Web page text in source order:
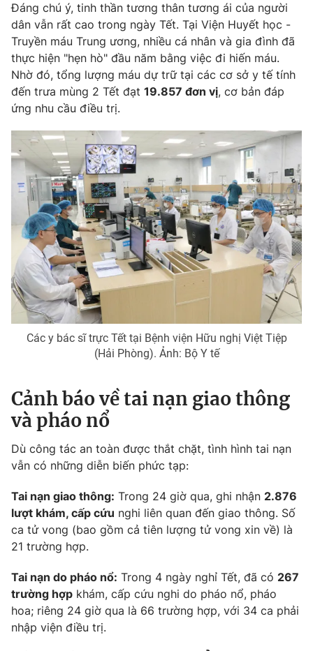
Liên hệ tòa soạn English
THỜI BÁO VTV
Theo dõi báo trên
Cơ quan chủ quản:Đài Truyền hình Việt Nam
Cơ quan báo chí:Thời báo VTV
Giấy phép hoạt động báo in và báo điện tử số 483/GP-BTTTT
cấp ngày 29/12/2023
Tổng Biên tập:Vũ Thanh Thủy
Phó Tổng Biên tập:Nguyễn Thị Mỹ Hạnh, Phạm Quốc Thắng,
Nguyễn Trọng Ninh
Tổng đài VTV:024.38 355 931 - 024.38 355 932
Ðiện thoại Thời báo VTV:024.66 897 897
® Cấm sao chép dưới mọi hình thức nếu không có sự chấp
thuận bằng văn bản. Ghi rõ nguồn VTV.vn khi phát hành lại
thông tin từ website này.
Đáng chú ý, tinh thần tương thân tương ái của người
dân vẫn rất cao trong ngày Tết. Tại Viện Huyết học -
Truyền máu Trung ương, nhiều cá nhân và gia đình đã
thực hiện "hẹn hò" đầu năm bằng việc đi hiến máu.
Nhờ đó, tổng lượng máu dự trữ tại các cơ sở y tế tính
đến trưa mùng 2 Tết đạt 19.857 đơn vị, cơ bản đáp
ứng nhu cầu điều trị.
Các y bác sĩ trực Tết tại Bệnh viện Hữu nghị Việt Tiệp
(Hải Phòng). Ảnh: Bộ Y tế
Cảnh báo về tai nạn giao thông
và pháo nổ
Dù công tác an toàn được thắt chặt, tình hình tai nạn
vẫn có những diễn biến phức tạp:
Tai nạn giao thông: Trong 24 giờ qua, ghi nhận 2.876
lượt khám, cấp cứu nghi liên quan đến giao thông. Số
ca tử vong (bao gồm cả tiên lượng tử vong xin về) là
21 trường hợp.
Tai nạn do pháo nổ: Trong 4 ngày nghỉ Tết, đã có 267
trường hợp khám, cấp cứu nghi do pháo nổ, pháo
hoa; riêng 24 giờ qua là 66 trường hợp, với 34 ca phải
nhập viện điều trị.